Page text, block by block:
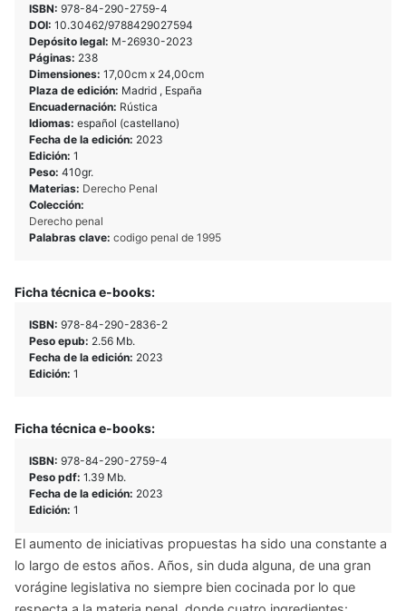
ISBN: 978-84-290-2759-4
DOI: 10.30462/9788429027594
Depósito legal: M-26930-2023
Páginas: 238
Dimensiones: 17,00cm x 24,00cm
Plaza de edición: Madrid , España
Encuadernación: Rústica
Idiomas: español (castellano)
Fecha de la edición: 2023
Edición: 1
Peso: 410gr.
Materias: Derecho Penal
Colección:
Derecho penal
Palabras clave: codigo penal de 1995
Ficha técnica e-books:
ISBN: 978-84-290-2836-2
Peso epub: 2.56 Mb.
Fecha de la edición: 2023
Edición: 1
Ficha técnica e-books:
ISBN: 978-84-290-2759-4
Peso pdf: 1.39 Mb.
Fecha de la edición: 2023
Edición: 1
El aumento de iniciativas propuestas ha sido una constante a
lo largo de estos años. Años, sin duda alguna, de una gran
vorágine legislativa no siempre bien cocinada por lo que